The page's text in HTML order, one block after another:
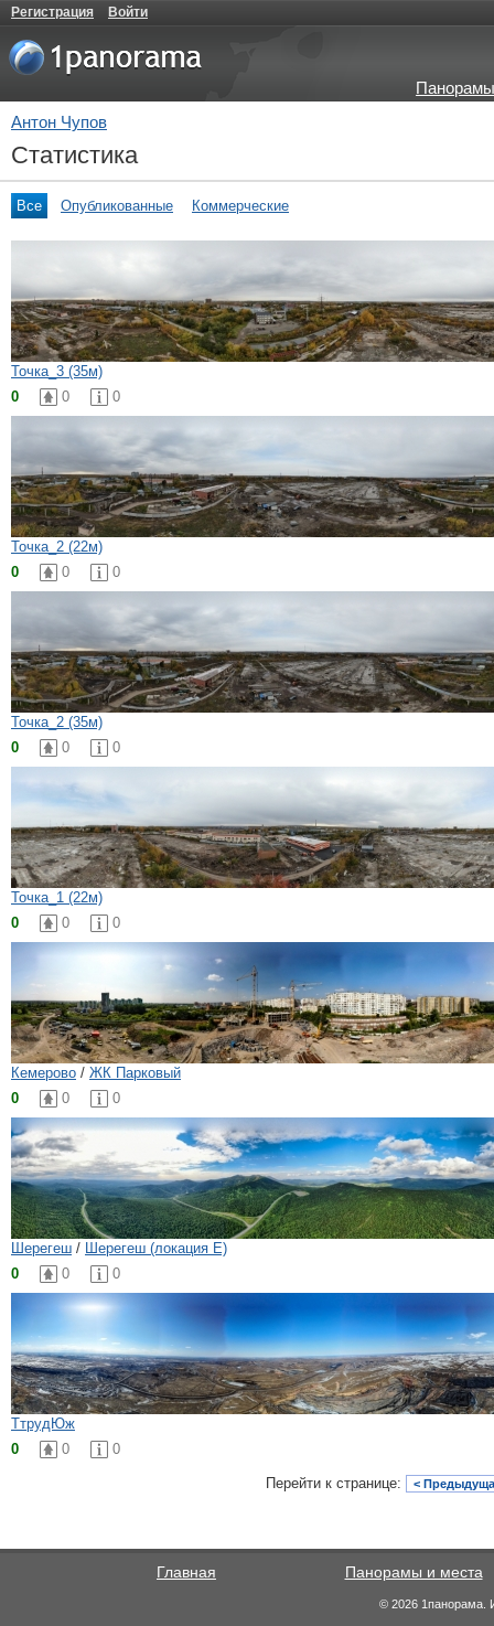
Регистрация Войти
Антон Чупов
Статистика
Все Опубликованные Коммерческие
Точка_3 (35м)
0
0 0
Точка_2 (22м)
0
0 0
Точка_2 (35м)
0
0 0
Точка_1 (22м)
0
0 0
Кемерово / ЖК Парковый
0
0 0
Шерегеш / Шерегеш (локация Е)
0
0 0
ТтрудЮж
0
0 0
Перейти к странице: <
Главная Панорамы и места
© 2026 1панорама.